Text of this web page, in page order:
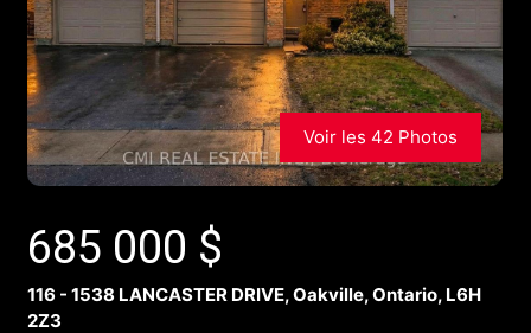
Voir les 42 Photos
685 000 $
116 - 1538 LANCASTER DRIVE, Oakville, Ontario, L6H
2Z3